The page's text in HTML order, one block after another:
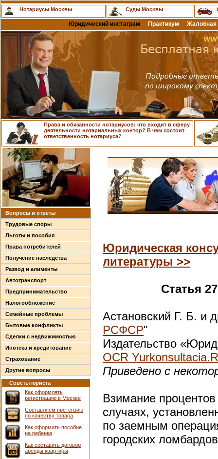
Нотариусы Москвы Суды Москвы
Юридический инстаграм Практикум Жалобная
Права и обязанности нотариусов: что входит в сферу
деятельности нотариальных контор? В чем состоит
ответственность нотариуса?
Вопросы и ответы
Трудовые споры
Льготы и пособия
Права потребителей
Получение наследства
Развод и алименты
Автотранспорт
Предпринимательство
Налогообложение
Семейные проблемы
Бытовые конфликты
Сделки с недвижимостью
Ипотека и кредитование
Страхование
Другие вопросы
Советы юриста
Как оформлять
регистрацию в Москве
Составляем претензию
по качеству товара
Как оформить пособие
на ребенка
Как составить договор
аренды квартиры
Юридическая
литературы >>
Статья
Астановский Г. Б. и
РСФСР"
Издательство
OCR
Приведено с
Взимание
случаях,
по заемным
городских